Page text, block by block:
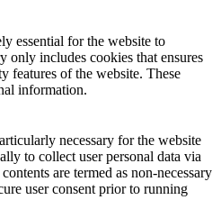
essential for the website to
only includes cookies that ensures
features of the website. These
information.
necessary for the website
to collect user personal data via
are termed as non-necessary
user consent prior to running